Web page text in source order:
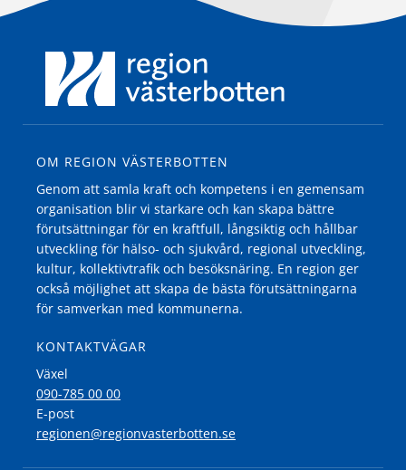
OM REGION VÄSTERBOTTEN
Genom att samla kraft och kompetens i en gemensam
organisation blir vi starkare och kan skapa bättre
förutsättningar för en kraftfull, långsiktig och hållbar
utveckling för hälso- och sjukvård, regional utveckling,
kultur, kollektivtrafik och besöksnäring. En region ger
också möjlighet att skapa de bästa förutsättningarna
för samverkan med kommunerna.
KONTAKTVÄGAR
Växel
090-785 00 00
E-post
regionen@regionvasterbotten.se